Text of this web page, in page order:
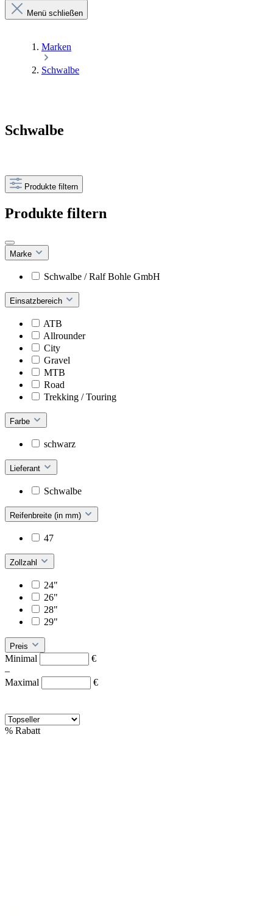
Menü schließen
Marken
Schwalbe
Schwalbe
Produkte filtern
Produkte filtern
Marke
Schwalbe / Ralf Bohle GmbH
Einsatzbereich
ATB
Allrounder
City
Gravel
MTB
Road
Trekking / Touring
Farbe
schwarz
Lieferant
Schwalbe
Reifenbreite (in mm)
47
Zollzahl
24"
26"
28"
29"
Preis
Minimal
€
–
Maximal
€
% Rabatt